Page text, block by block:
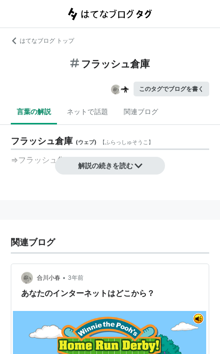
はてなブログ トップ
フラッシュ倉庫
このタグでブログを書く
言葉の解説 ネットで話題 関連ブログ
フラッシュ倉庫 (ウェブ) 【ふらっしゅそうこ 】
⇒フラッシュ集
解説の続きを読む
関連ブログ
合川小春 • 3年前
あなたのインターネットはどこから？